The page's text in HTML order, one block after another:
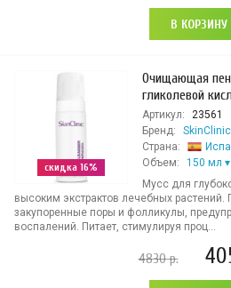
В КОРЗИНУ
скидка 16%
Очищающая
гликолевой
Артикул:
23561
Бренд:
SkinClinic
Страна:
Объем:
150 мл
Мусс для
высоким экстрактов лечебных растений.
закупоренные поры и фолликулы,
воспалений. Питает, стимулируя проц...
4830р.